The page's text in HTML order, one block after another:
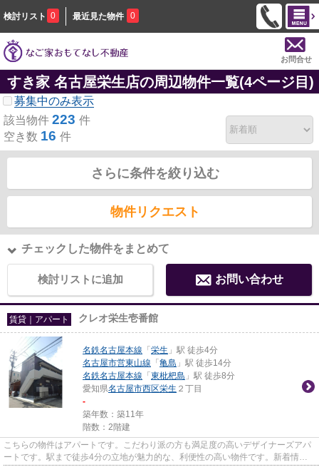
検討リスト 0 最近見た物件 0
お問合せ
すき家 名古屋栄生店の周辺物件一覧(4ページ目)
募集中のみ表示
該当物件 223 件
空き数 16 件
さらに条件を絞り込む
物件リクエスト
チェックした物件をまとめて
検討リストに追加 お問い合わせ
賃貸｜アパート クレオ栄生壱番館
名鉄名古屋本線 「 栄生 」駅 徒歩4分
名古屋市営東山線 「 亀島 」駅 徒歩14分
名鉄名古屋本線 「 東枇杷島 」駅 徒歩8分
愛知県名古屋市西区栄生 ２丁目
-
築年数：築11年
階数：2階建
こちらの物件はアパートです。こだわり派の方も満足度の高いデザイナーズアパ
ートです。駅まで徒歩4分の立地が魅力的な、利便性の高い物件です。新着情